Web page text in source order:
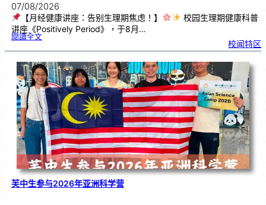
07/08/2026
【月经健康讲座：告别生理期焦虑！】
校园生理期健康科普
讲座《Positively Period》，于8月…
閱讀全文:月
康
座
告
别
生
理
期
焦
虑
！
校闻特区
芙中生参与2026年亚洲科学营